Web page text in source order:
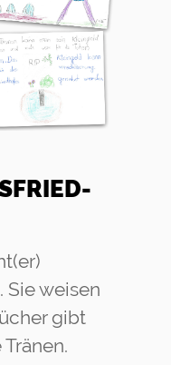
Sie weisen
gibt